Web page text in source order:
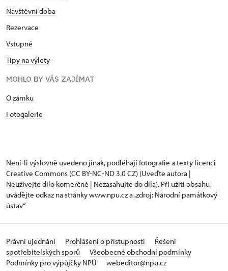
Návštěvní doba
Rezervace
Vstupné
Tipy na výlety
MOHLO BY VÁS ZAJÍMAT
O zámku
Fotogalerie
Není-li výslovně uvedeno jinak, podléhají fotografie a texty licenci
Creative Commons (CC BY-NC-ND 3.0 CZ) (Uveďte autora |
Neužívejte dílo komerčně | Nezasahujte do díla). Při užití obsahu
uvádějte odkaz na stránky www.npu.cz a „zdroj: Národní památkový
ústav“
Právní ujednání Prohlášení o přístupnosti
Řešení
spotřebitelských sporů
Všeobecné obchodní podmínky
Podmínky pro výpůjčky NPÚ
webeditor@npu.cz